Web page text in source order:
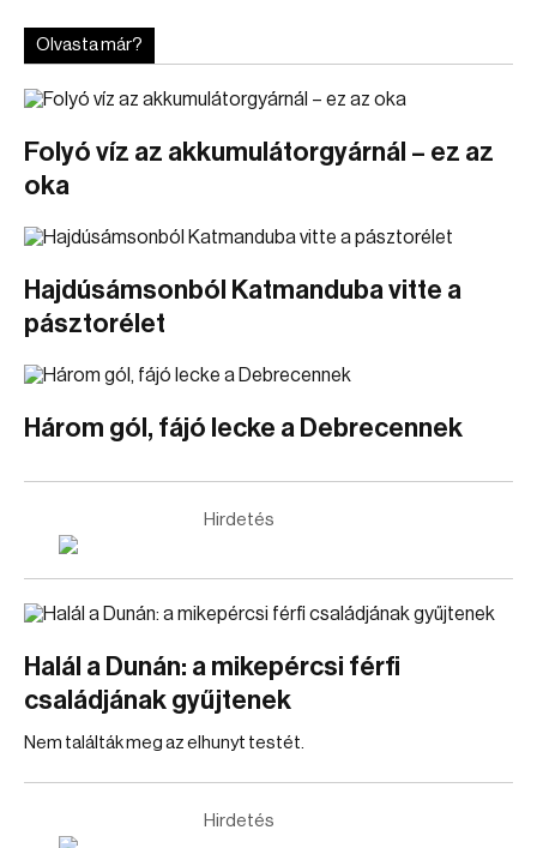
Olvasta már?
Folyó víz az akkumulátorgyárnál – ez az
oka
Hajdúsámsonból Katmanduba vitte a
pásztorélet
Három gól, fájó lecke a Debrecennek
Hirdetés
Halál a Dunán: a mikepércsi férfi
családjának gyűjtenek
Nem találták meg az elhunyt testét.
Hirdetés